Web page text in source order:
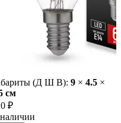
(Д Ш В): 9 × 4.5 ×
cм
₽